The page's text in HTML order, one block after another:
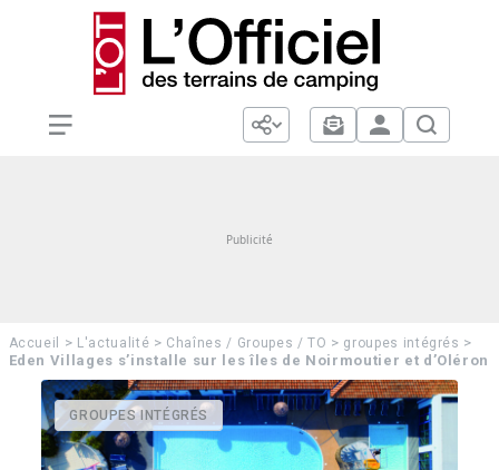
Accueil > L'actualité > Chaînes / Groupes / TO > groupes intégrés >
Eden Villages s’installe sur les îles de Noirmoutier et d’Oléron
GROUPES INTÉGRÉS